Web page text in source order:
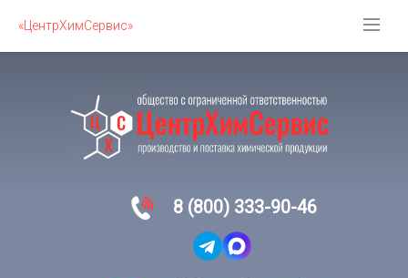
«ЦентрХимСервис»
8 (800) 333-90-46